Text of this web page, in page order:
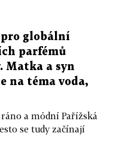
pro globální
parfémů
Matka a syn
na téma voda,
a módní Pařížská
se tudy začínají